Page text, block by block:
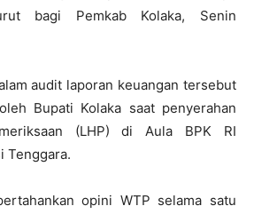
bagi Pemkab Kolaka, Senin
audit laporan keuangan tersebut
Bupati Kolaka saat penyerahan
(LHP) di Aula BPK RI
Tenggara.
opini WTP selama satu